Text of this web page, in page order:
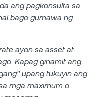
ang pagkonsulta sa
bago gumawa ng
ayon sa asset at
Kapag ginamit ang
upang tukuyin ang
mga maximum o